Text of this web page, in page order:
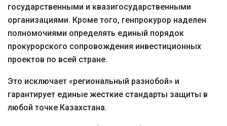
государственными и квазигосударственными
организациями. Кроме того, генпрокурор наделен
полномочиями определять единый порядок
прокурорского сопровождения инвестиционных
проектов по всей стране.
Это исключает «региональный разнобой» и
гарантирует единые жесткие стандарты защиты в
любой точке Казахстана.